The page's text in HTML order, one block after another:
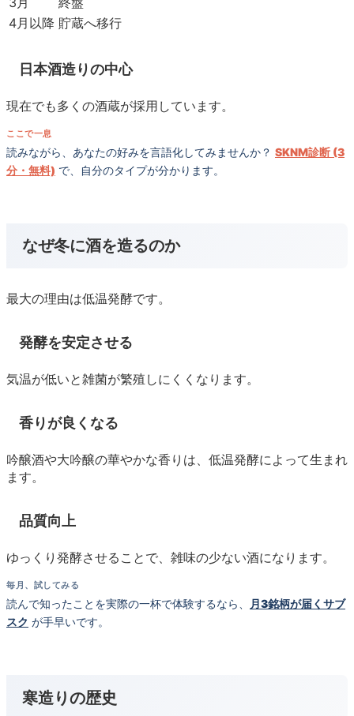
4月以降 貯蔵へ移行
日本酒造りの中心
現在でも多くの酒蔵が採用しています。
ここで一息
読みながら、あなたの好みを言語化してみませんか？ SKNM診断 (3
分・無料) で、自分のタイプが分かります。
なぜ冬に酒を造るのか
最大の理由は低温発酵です。
発酵を安定させる
気温が低いと雑菌が繁殖しにくくなります。
香りが良くなる
吟醸酒や大吟醸の華やかな香りは、低温発酵によって生まれ
ます。
品質向上
ゆっくり発酵させることで、雑味の少ない酒になります。
毎月、試してみる
読んで知ったことを実際の一杯で体験するなら、
月3銘柄が届くサブ
スク が手早いです。
寒造りの歴史